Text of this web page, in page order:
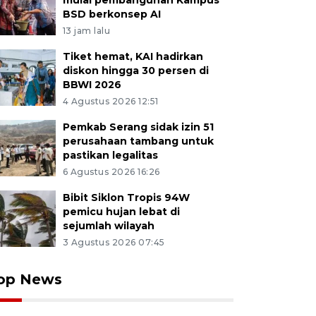
BSD berkonsep AI
13 jam lalu
Tiket hemat, KAI hadirkan
diskon hingga 30 persen di
BBWI 2026
4 Agustus 2026 12:51
Pemkab Serang sidak izin 51
perusahaan tambang untuk
pastikan legalitas
6 Agustus 2026 16:26
Bibit Siklon Tropis 94W
pemicu hujan lebat di
sejumlah wilayah
3 Agustus 2026 07:45
News